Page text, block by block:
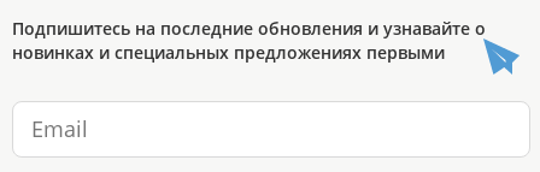
Подпишитесь на последние обновления и узнавайте о
новинках и специальных предложениях первыми